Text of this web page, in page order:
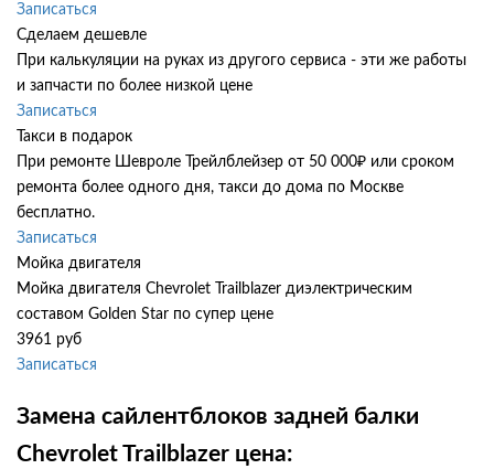
Записаться
Сделаем дешевле
При калькуляции на руках из другого сервиса - эти же работы
и запчасти по более низкой цене
Записаться
Такси в подарок
При ремонте Шевроле Трейлблейзер от 50 000₽ или сроком
ремонта более одного дня, такси до дома по Москве
бесплатно.
Записаться
Мойка двигателя
Мойка двигателя Chevrolet Trailblazer диэлектрическим
составом Golden Star по супер цене
3961 руб
Записаться
Замена сайлентблоков задней балки
Chevrolet Trailblazer цена: